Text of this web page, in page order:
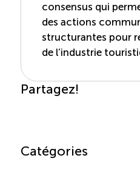
consensus qui
des actions
structurantes pour
de l’industrie
Partagez!
Catégories